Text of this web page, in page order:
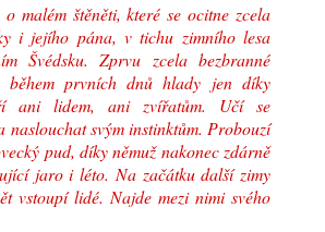
malém štěněti, které se ocitne zcela
i jejího pána, v tichu zimního lesa
Švédsku. Zprvu zcela bezbranné
během prvních dnů hlady jen díky
ani lidem, ani zvířatům. Učí se
naslouchat svým instinktům. Probouzí
pud, díky němuž nakonec zdárně
jaro i léto. Na začátku další zimy
vstoupí lidé. Najde mezi nimi svého